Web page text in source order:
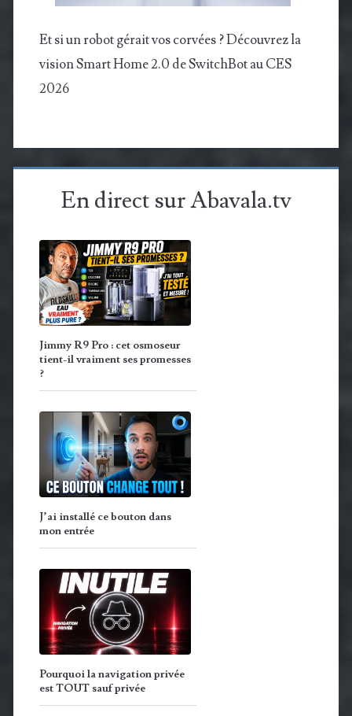
Et si un robot gérait vos corvées ? Découvrez la
vision Smart Home 2.0 de SwitchBot au CES
2026
En direct sur Abavala.tv
Jimmy R9 Pro : cet osmoseur
tient-il vraiment ses promesses
?
J’ai installé ce bouton dans
mon entrée
Pourquoi la navigation privée
est TOUT sauf privée